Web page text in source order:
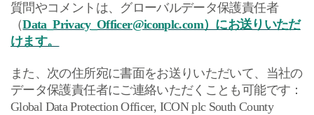
質問やコメントは、グローバルデータ保護責任者
（Data_Privacy_Officer@iconplc.com）にお送りいただ
けます。
また、次の住所宛に書面をお送りいただいて、当社の
データ保護責任者にご連絡いただくことも可能です：
Global Data Protection Officer, ICON plc South County